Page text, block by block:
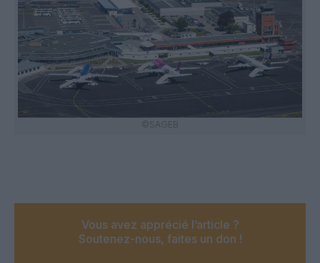
©SAGEB
Vous avez apprécié l’article ?
Soutenez-nous, faites un don !